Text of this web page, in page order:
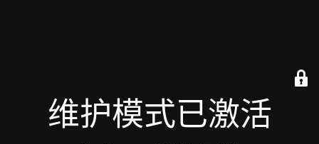
维护模式已激活